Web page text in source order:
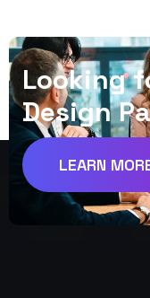
Looking f
Design Pa
LEARN